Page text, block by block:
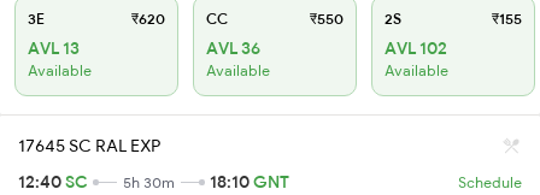
3E ₹620
AVL 13
Available
CC ₹550
AVL 36
Available
2S ₹155
AVL 102
Available
17645 SC RAL EXP
12:40SC 5h 30m 18:10GNT Schedule